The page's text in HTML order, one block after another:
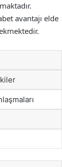
avantajı elde